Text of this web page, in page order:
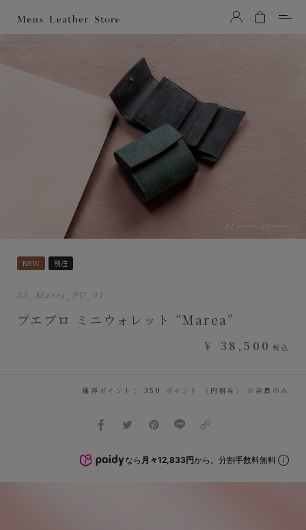
Mens Leather Store（メンズレザーストア）
NEW 別注
SS_Marea_PU_01
プエブロ ミニウォレット “Marea”
¥ 38,500 税込
獲得ポイント： 350 ポイント （円相当） ※会員のみ
なら 月々12,833円から。分割手数料無料